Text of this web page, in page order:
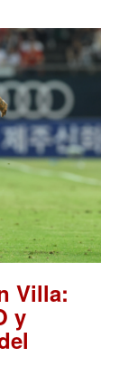
Villa:
y